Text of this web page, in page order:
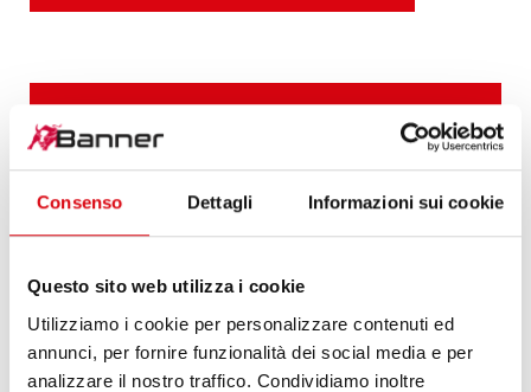
Consenso Dettagli Informazioni sui cookie
Questo sito web utilizza i cookie
Utilizziamo i cookie per personalizzare contenuti ed
annunci, per fornire funzionalità dei social media e per
analizzare il nostro traffico. Condividiamo inoltre
POTENTE ALTERNATIVA
fabbisogno di energia ovvero di esigenze più
DETTAGLI DEL PRODOTTO >
LA NOSTRA RACCOMANDAZIONE DI
AGGIORNAMENTO